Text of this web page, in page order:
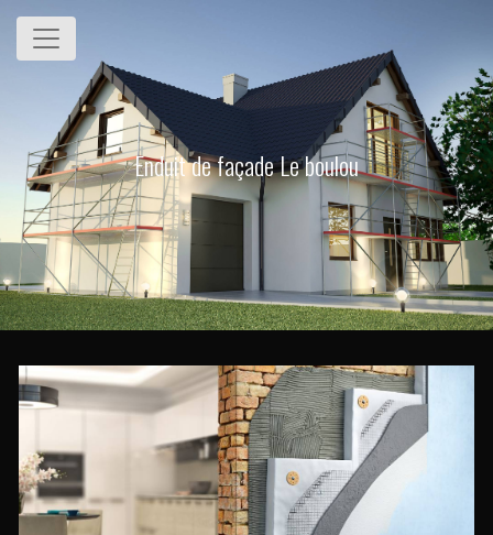
Panneau de gestion des cookies
Enduit de façade Le boulou